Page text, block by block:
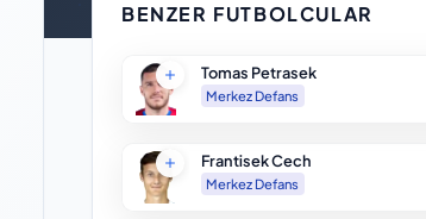
BENZER FUTBOLCULAR
Tomas Petrasek
Merkez Defans
Frantisek Cech
Merkez Defans